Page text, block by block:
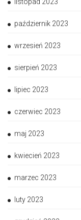
listopad 2023
październik 2023
wrzesień 2023
sierpień 2023
lipiec 2023
czerwiec 2023
maj 2023
kwiecień 2023
marzec 2023
luty 2023